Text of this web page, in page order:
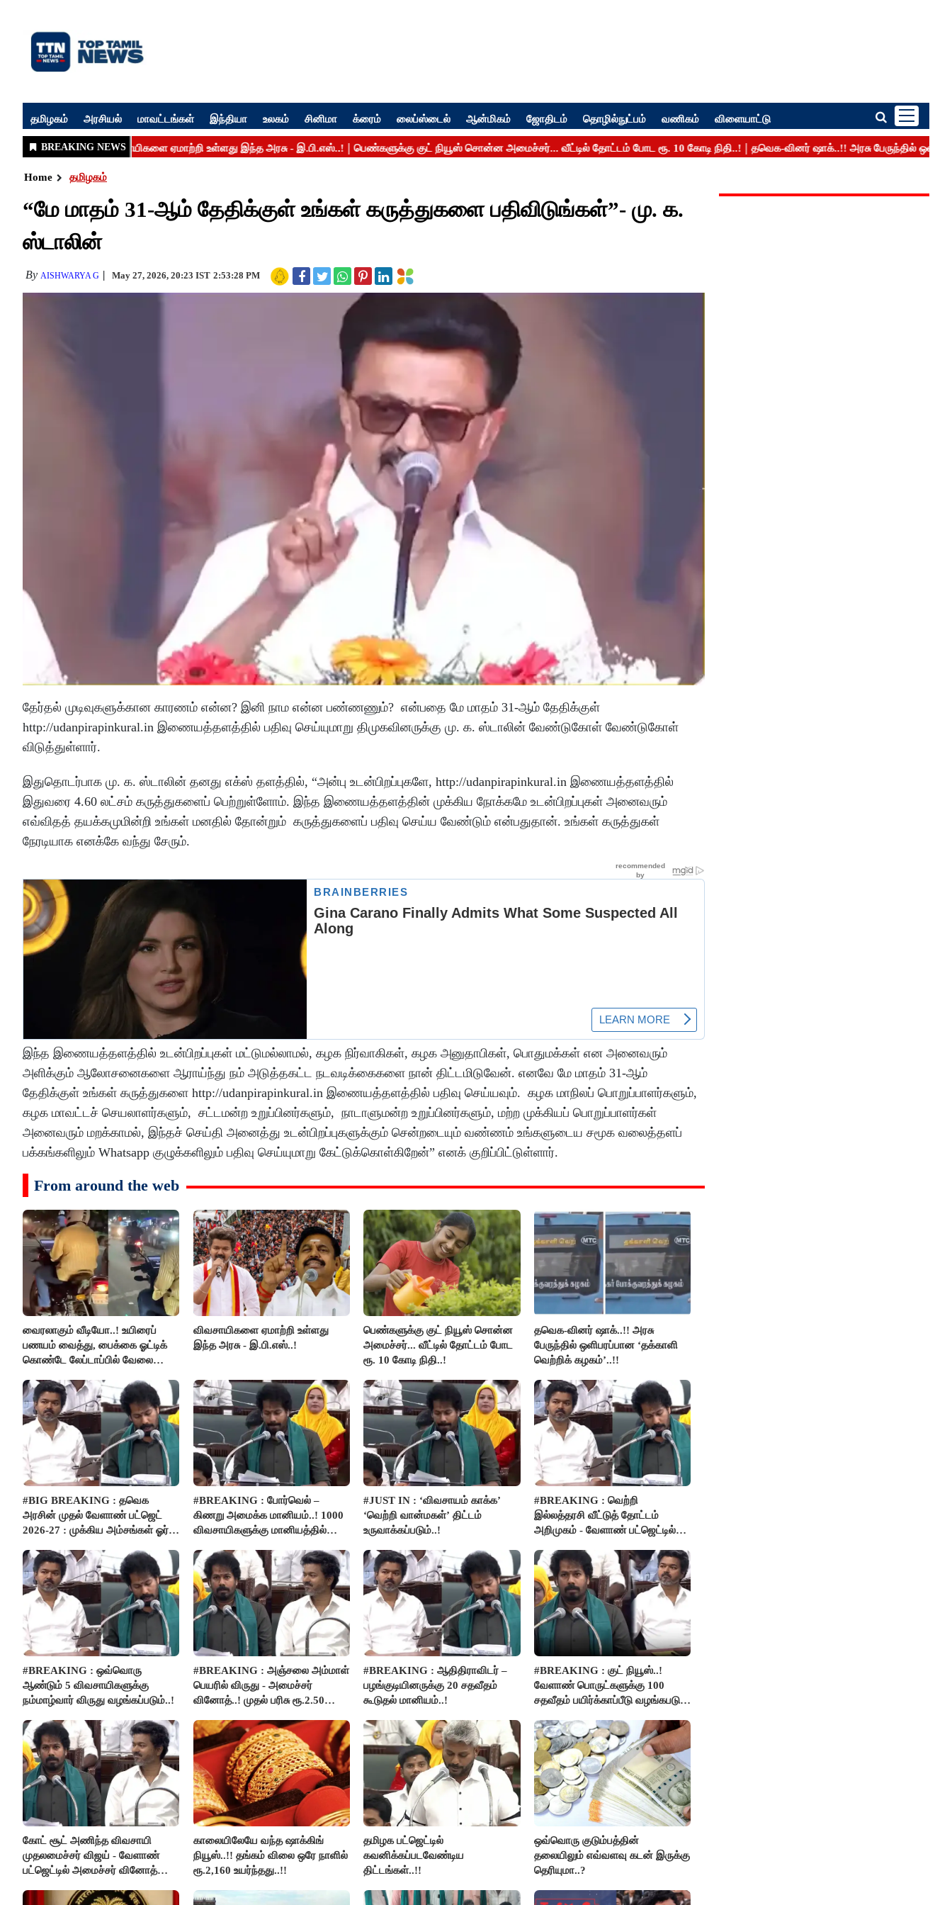
தமிழகம் அரசியல் மாவட்டங்கள் இந்தியா உலகம் சினிமா க்ரைம் லைப்ஸ்டைல் ஆன்மிகம் ஜோதிடம் தொழில்நுட்பம் வணிகம் விளையாட்டு
Home தமிழகம்
“மே மாதம் 31-ஆம் தேதிக்குள் உங்கள் கருத்துகளை பதிவிடுங்கள்”- மு. க.
ஸ்டாலின்
By AISHWARYA G May 27, 2026, 20:23 IST 2:53:28 PM
தேர்தல் முடிவுகளுக்கான காரணம் என்ன? இனி நாம என்ன பண்ணணும்? என்பதை மே மாதம் 31-ஆம் தேதிக்குள்
http://udanpirapinkural.in இணையத்தளத்தில் பதிவு செய்யுமாறு திமுகவினருக்கு மு. க. ஸ்டாலின் வேண்டுகோள் வேண்டுகோள்
விடுத்துள்ளார்.
இதுதொடர்பாக மு. க. ஸ்டாலின் தனது எக்ஸ் தளத்தில், “அன்பு உடன்பிறப்புகளே, http://udanpirapinkural.in இணையத்தளத்தில்
இதுவரை 4.60 லட்சம் கருத்துகளைப் பெற்றுள்ளோம். இந்த இணையத்தளத்தின் முக்கிய நோக்கமே உடன்பிறப்புகள் அனைவரும்
எவ்விதத் தயக்கமுமின்றி உங்கள் மனதில் தோன்றும் கருத்துகளைப் பதிவு செய்ய வேண்டும் என்பதுதான். உங்கள் கருத்துகள்
நேரடியாக எனக்கே வந்து சேரும்.
இந்த இணையத்தளத்தில் உடன்பிறப்புகள் மட்டுமல்லாமல், கழக நிர்வாகிகள், கழக அனுதாபிகள், பொதுமக்கள் என அனைவரும்
அளிக்கும் ஆலோசனைகளை ஆராய்ந்து நம் அடுத்தகட்ட நடவடிக்கைகளை நான் திட்டமிடுவேன். எனவே மே மாதம் 31-ஆம்
தேதிக்குள் உங்கள் கருத்துகளை http://udanpirapinkural.in இணையத்தளத்தில் பதிவு செய்யவும். கழக மாநிலப் பொறுப்பாளர்களும்,
கழக மாவட்டச் செயலாளர்களும், சட்டமன்ற உறுப்பினர்களும், நாடாளுமன்ற உறுப்பினர்களும், மற்ற முக்கியப் பொறுப்பாளர்கள்
அனைவரும் மறக்காமல், இந்தச் செய்தி அனைத்து உடன்பிறப்புகளுக்கும் சென்றடையும் வண்ணம் உங்களுடைய சமூக வலைத்தளப்
பக்கங்களிலும் Whatsapp குழுக்களிலும் பதிவு செய்யுமாறு கேட்டுக்கொள்கிறேன்” எனக் குறிப்பிட்டுள்ளார்.
From around the web
வைரலாகும் வீடியோ..! உயிரைப்
பணயம் வைத்து, பைக்கை ஓட்டிக்
கொண்டே லேப்டாப்பில் வேலை
விவசாயிகளை ஏமாற்றி உள்ளது
இந்த அரசு - இ.பி.எஸ்..!
பெண்களுக்கு குட் நியூஸ் சொன்ன
அமைச்சர்... வீட்டில் தோட்டம் போட
ரூ. 10 கோடி நிதி..!
தவெக-வினர் ஷாக்..!! அரசு
பேருந்தில் ஒளிபரப்பான ‘தக்காளி
வெற்றிக் கழகம்’..!!
#BIG BREAKING : தவெக
அரசின் முதல் வேளாண் பட்ஜெட்
2026-27 : முக்கிய அம்சங்கள் ஓர்
#BREAKING : போர்வெல் –
கிணறு அமைக்க மானியம்..! 1000
விவசாயிகளுக்கு மானியத்தில்
#JUST IN : ‘விவசாயம் காக்க’
‘வெற்றி வான்மகள்’ திட்டம்
உருவாக்கப்படும்..!
#BREAKING : வெற்றி
இல்லத்தரசி வீட்டுத் தோட்டம்
அறிமுகம் - வேளாண் பட்ஜெட்டில்
#BREAKING : ஒவ்வொரு
ஆண்டும் 5 விவசாயிகளுக்கு
நம்மாழ்வார் விருது வழங்கப்படும்..!
#BREAKING : அஞ்சலை அம்மாள்
பெயரில் விருது - அமைச்சர்
வினோத்..! முதல் பரிசு ரூ.2.50
#BREAKING : ஆதிதிராவிடர் –
பழங்குடியினருக்கு 20 சதவீதம்
கூடுதல் மானியம்..!
#BREAKING : குட் நியூஸ்..!
வேளாண் பொருட்களுக்கு 100
சதவீதம் பயிர்க்காப்பீடு வழங்கபடும்
கோட் சூட் அணிந்த விவசாயி
முதலமைச்சர் விஜய் - வேளாண்
பட்ஜெட்டில் அமைச்சர் வினோத்
காலையிலேயே வந்த ஷாக்கிங்
நியூஸ்..!! தங்கம் விலை ஒரே நாளில்
ரூ.2,160 உயர்ந்தது..!!
தமிழக பட்ஜெட்டில்
கவனிக்கப்படவேண்டிய
திட்டங்கள்..!!
ஒவ்வொரு குடும்பத்தின்
தலையிலும் எவ்வளவு கடன் இருக்கு
தெரியுமா..?